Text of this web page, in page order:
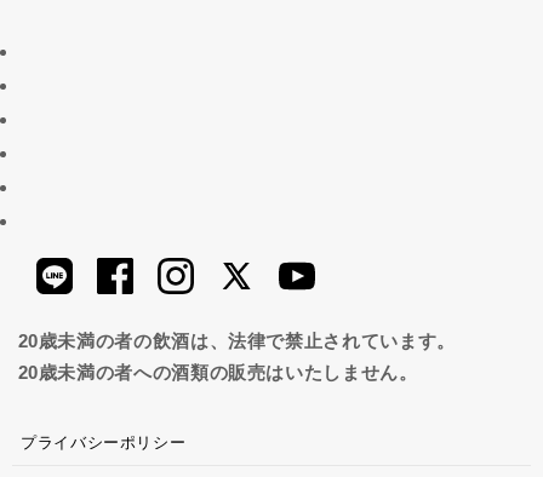
20歳未満の者の飲酒は、法律で禁止されています。
20歳未満の者への酒類の販売はいたしません。
プライバシーポリシー